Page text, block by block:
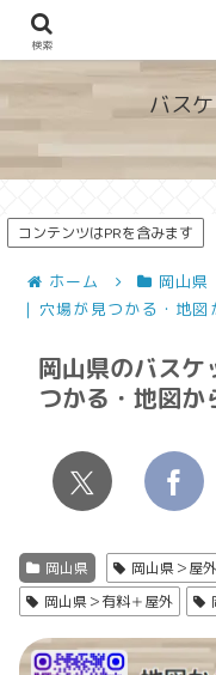
地図から探せる！
バス
コンテンツはPRを含みます
ホーム 岡山県
| 穴場が見つかる・地図
岡山県のバス
つかる・地図か
岡山県 岡山県＞屋外
岡山県＞有料＋屋外
検索